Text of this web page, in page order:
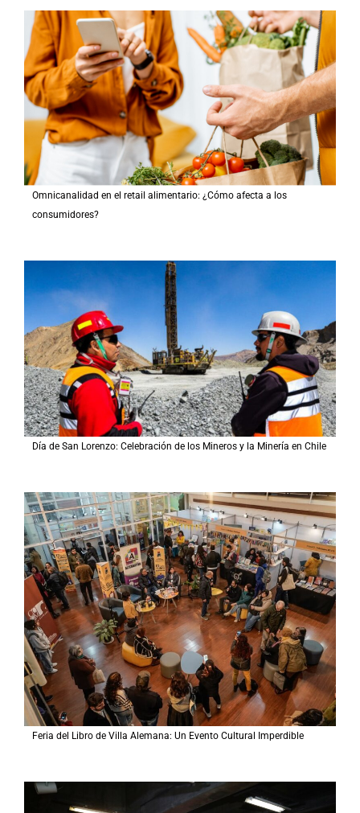
Omnicanalidad en el retail alimentario: ¿Cómo afecta a los
consumidores?
Día de San Lorenzo: Celebración de los Mineros y la Minería en Chile
Feria del Libro de Villa Alemana: Un Evento Cultural Imperdible